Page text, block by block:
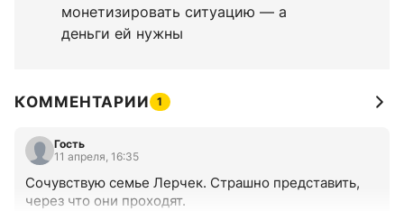
монетизировать ситуацию — а
деньги ей нужны
КОММЕНТАРИИ 1
Гость
11 апреля, 16:35
Сочувствую семье Лерчек. Страшно представить,
через что они проходят.